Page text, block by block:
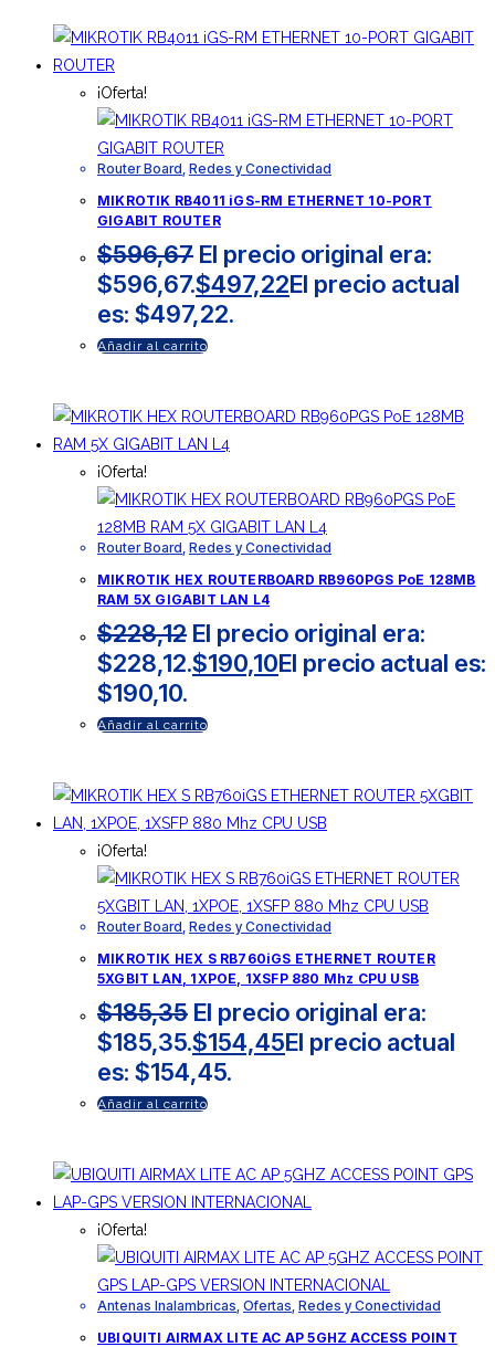
¡Oferta!
Router Board, Redes y Conectividad
MIKROTIK RB4011 iGS-RM ETHERNET 10-PORT
GIGABIT ROUTER
$596,67 El precio original era:
$596,67.$497,22El precio actual
es: $497,22.
Añadir al carrito
¡Oferta!
Router Board Redes y Conectividad
MIKROTIK HEX ROUTERBOARD RB960PGS PoE 128MB
RAM 5X GIGABIT LAN L4
$228,12 El precio original era:
$228,12.$190,10El precio actual es:
$190,10.
Añadir al carrito
¡Oferta!
Router Board Redes y Conectividad
MIKROTIK HEX S RB760iGS ETHERNET ROUTER
5XGBIT LAN, 1XPOE, 1XSFP 880 Mhz CPU USB
$185,35 El precio original era:
$185,35.$154,45El precio actual
es: $154,45.
Añadir al carrito
¡Oferta!
Antenas Inalambricas Ofertas Redes y Conectividad
UBIQUITI AIRMAX LITE AC AP 5GHZ ACCESS POINT